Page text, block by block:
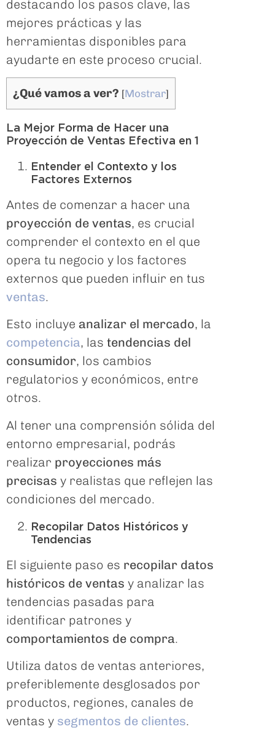
destacando los pasos clave, las
mejores prácticas y las
herramientas disponibles para
ayudarte en este proceso crucial.
¿Qué vamos a ver? [Mostrar]
La Mejor Forma de Hacer una
Proyección de Ventas Efectiva en 1
Entender el Contexto y los
Factores Externos
Antes de comenzar a hacer una
proyección de ventas, es crucial
comprender el contexto en el que
opera tu negocio y los factores
externos que pueden influir en tus
ventas.
Esto incluye analizar el mercado, la
competencia, las tendencias del
consumidor, los cambios
regulatorios y económicos, entre
otros.
Al tener una comprensión sólida del
entorno empresarial, podrás
realizar proyecciones más
precisas y realistas que reflejen las
condiciones del mercado.
Recopilar Datos Históricos y
Tendencias
El siguiente paso es recopilar datos
históricos de ventas y analizar las
tendencias pasadas para
identificar patrones y
comportamientos de compra.
Utiliza datos de ventas anteriores,
preferiblemente desglosados por
productos, regiones, canales de
ventas y segmentos de clientes.